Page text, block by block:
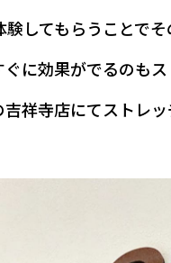
験してもらうことでそ
ぐに効果がでるのも
祥寺店にてストレ